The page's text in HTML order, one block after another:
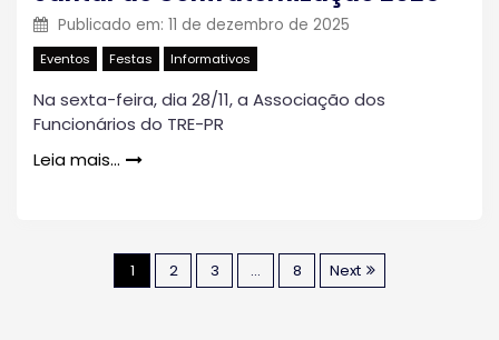
Publicado em: 11 de dezembro de 2025
Eventos Festas Informativos
Na sexta-feira, dia 28/11, a Associação dos
Funcionários do TRE-PR
Leia mais…
P
1 2 3 … 8 Next